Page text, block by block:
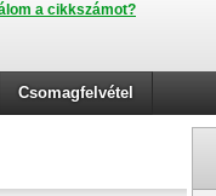
a cikkszámot?
Csomagfelvétel